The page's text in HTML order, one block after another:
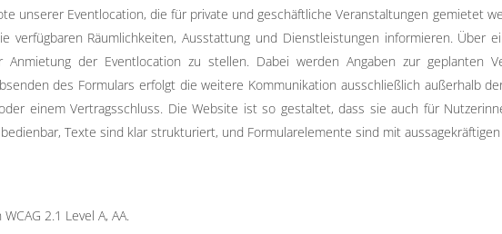
unserer Eventlocation, die für private und geschäftliche Veranstaltungen gemietet
Räumlichkeiten, Ausstattung und Dienstleistungen informieren. Über
der Eventlocation zu stellen. Dabei werden Angaben zur geplanten
des Formulars erfolgt die weitere Kommunikation ausschließlich außerhalb
einem Vertragsschluss. Die Website ist so gestaltet, dass sie auch für
Texte sind klar strukturiert, und Formularelemente sind mit
2.1 Level A, AA.